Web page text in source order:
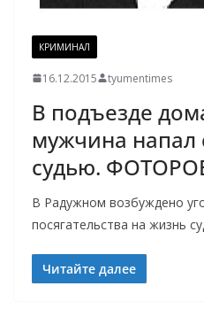
КРИМИНАЛ
16.12.2015 tyumentimes
В подъезде
мужчина напал
судью.
В Радужном возбуждено
посягательства на жизнь
Читайте далее